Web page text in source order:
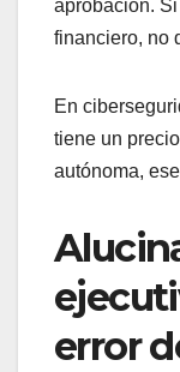
aprobación.
financiero, no
En
tiene un
autónoma,
error